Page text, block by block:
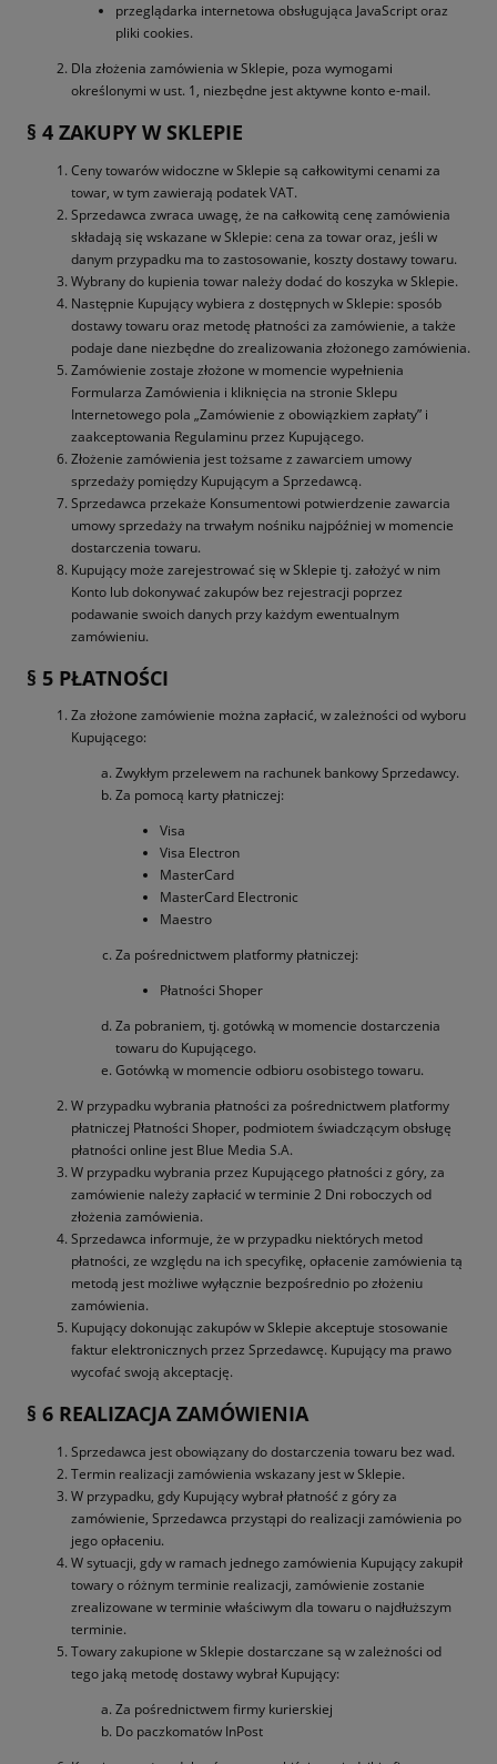
przeglądarka internetowa obsługująca JavaScript oraz
pliki cookies.
Dla złożenia zamówienia w Sklepie, poza wymogami
określonymi w ust. 1, niezbędne jest aktywne konto e-mail.
§ 4 ZAKUPY W SKLEPIE
Ceny towarów widoczne w Sklepie są całkowitymi cenami za
towar, w tym zawierają podatek VAT.
Sprzedawca zwraca uwagę, że na całkowitą cenę zamówienia
składają się wskazane w Sklepie: cena za towar oraz, jeśli w
danym przypadku ma to zastosowanie, koszty dostawy towaru.
Wybrany do kupienia towar należy dodać do koszyka w Sklepie.
Następnie Kupujący wybiera z dostępnych w Sklepie: sposób
dostawy towaru oraz metodę płatności za zamówienie, a także
podaje dane niezbędne do zrealizowania złożonego zamówienia.
Zamówienie zostaje złożone w momencie wypełnienia
Formularza Zamówienia i kliknięcia na stronie Sklepu
Internetowego pola „Zamówienie z obowiązkiem zapłaty” i
zaakceptowania Regulaminu przez Kupującego.
Złożenie zamówienia jest tożsame z zawarciem umowy
sprzedaży pomiędzy Kupującym a Sprzedawcą.
Sprzedawca przekaże Konsumentowi potwierdzenie zawarcia
umowy sprzedaży na trwałym nośniku najpóźniej w momencie
dostarczenia towaru.
Kupujący może zarejestrować się w Sklepie tj. założyć w nim
Konto lub dokonywać zakupów bez rejestracji poprzez
podawanie swoich danych przy każdym ewentualnym
zamówieniu.
§ 5 PŁATNOŚCI
Za złożone zamówienie można zapłacić, w zależności od wyboru
Kupującego:
Zwykłym przelewem na rachunek bankowy Sprzedawcy.
Za pomocą karty płatniczej:
Visa
Visa Electron
MasterCard
MasterCard Electronic
Maestro
Za pośrednictwem platformy płatniczej:
Płatności Shoper
Za pobraniem, tj. gotówką w momencie dostarczenia
towaru do Kupującego.
Gotówką w momencie odbioru osobistego towaru.
W przypadku wybrania płatności za pośrednictwem platformy
płatniczej Płatności Shoper, podmiotem świadczącym obsługę
płatności online jest Blue Media S.A.
W przypadku wybrania przez Kupującego płatności z góry, za
zamówienie należy zapłacić w terminie 2 Dni roboczych od
złożenia zamówienia.
Sprzedawca informuje, że w przypadku niektórych metod
płatności, ze względu na ich specyfikę, opłacenie zamówienia tą
metodą jest możliwe wyłącznie bezpośrednio po złożeniu
zamówienia.
Kupujący dokonując zakupów w Sklepie akceptuje stosowanie
faktur elektronicznych przez Sprzedawcę. Kupujący ma prawo
wycofać swoją akceptację.
§ 6 REALIZACJA ZAMÓWIENIA
Sprzedawca jest obowiązany do dostarczenia towaru bez wad.
Termin realizacji zamówienia wskazany jest w Sklepie.
W przypadku, gdy Kupujący wybrał płatność z góry za
zamówienie, Sprzedawca przystąpi do realizacji zamówienia po
jego opłaceniu.
W sytuacji, gdy w ramach jednego zamówienia Kupujący zakupił
towary o różnym terminie realizacji, zamówienie zostanie
zrealizowane w terminie właściwym dla towaru o najdłuższym
terminie.
Towary zakupione w Sklepie dostarczane są w zależności od
tego jaką metodę dostawy wybrał Kupujący:
Za pośrednictwem firmy kurierskiej
Do paczkomatów InPost